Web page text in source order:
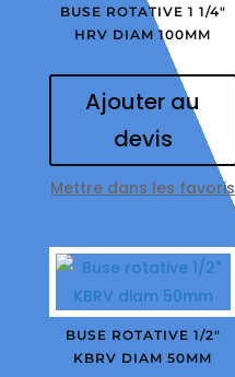
BUSE ROTATIVE 1 1/4″
HRV DIAM 100MM
Ajouter au
devis
Mettre dans les favoris
BUSE ROTATIVE 1/2″
KBRV DIAM 50MM